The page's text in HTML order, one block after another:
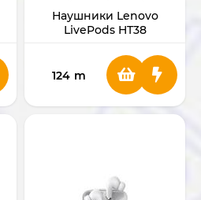
Наушники Lenovo
LivePods HT38
124 m